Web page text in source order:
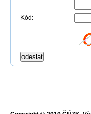
Kód: